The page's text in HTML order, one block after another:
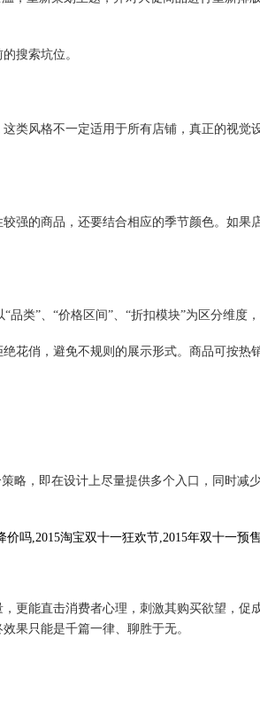
搜索坑位。
风格不一定适用于所有店铺，真正的视觉
的商品，还要结合相应的季节颜色。如果
”、“价格区间”、“折扣模块”为区分维度，
俏，避免不规则的展示形式。商品可按热
，即在设计上尽量提供多个入口，同时减
价吗,2015淘宝双十一狂欢节,2015年双十一预
能直击消费者心理，刺激其购买欲望，促
果只能是千篇一律、聊胜于无。